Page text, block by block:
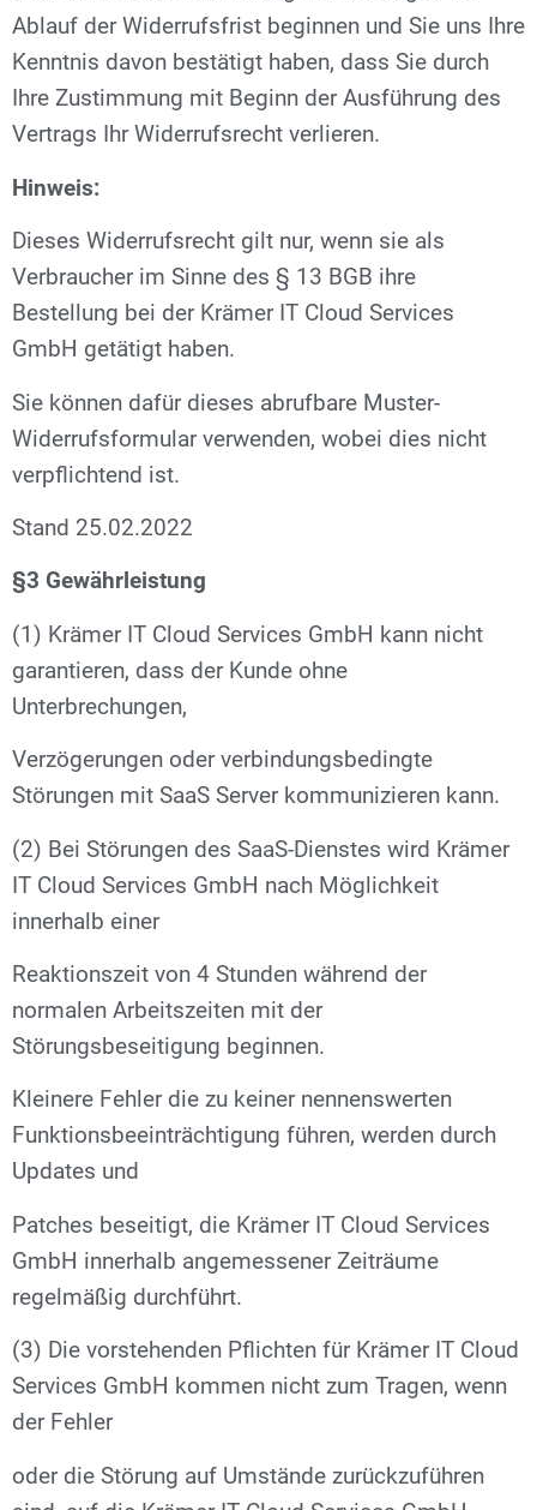
Ablauf der Widerrufsfrist beginnen und Sie uns Ihre
Kenntnis davon bestätigt haben, dass Sie durch
Ihre Zustimmung mit Beginn der Ausführung des
Vertrags Ihr Widerrufsrecht verlieren.
Hinweis:
Dieses Widerrufsrecht gilt nur, wenn sie als
Verbraucher im Sinne des § 13 BGB ihre
Bestellung bei der Krämer IT Cloud Services
GmbH getätigt haben.
Sie können dafür dieses abrufbare Muster-
Widerrufsformular verwenden, wobei dies nicht
verpflichtend ist.
Stand 25.02.2022
§3 Gewährleistung
(1) Krämer IT Cloud Services GmbH kann nicht
garantieren, dass der Kunde ohne
Unterbrechungen,
Verzögerungen oder verbindungsbedingte
Störungen mit SaaS Server kommunizieren kann.
(2) Bei Störungen des SaaS-Dienstes wird Krämer
IT Cloud Services GmbH nach Möglichkeit
innerhalb einer
Reaktionszeit von 4 Stunden während der
normalen Arbeitszeiten mit der
Störungsbeseitigung beginnen.
Kleinere Fehler die zu keiner nennenswerten
Funktionsbeeinträchtigung führen, werden durch
Updates und
Patches beseitigt, die Krämer IT Cloud Services
GmbH innerhalb angemessener Zeiträume
regelmäßig durchführt.
(3) Die vorstehenden Pflichten für Krämer IT Cloud
Services GmbH kommen nicht zum Tragen, wenn
der Fehler
oder die Störung auf Umstände zurückzuführen